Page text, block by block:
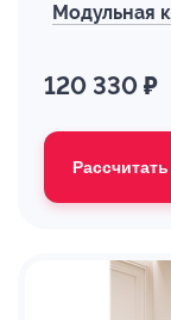
Модульная
120 330 ₽